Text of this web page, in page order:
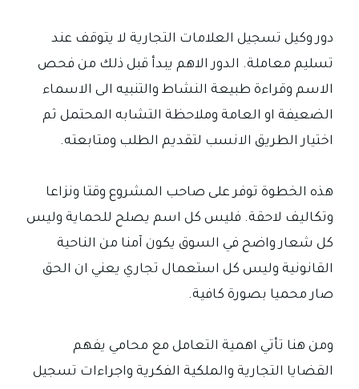
دور وكيل تسجيل العلامات التجارية لا يتوقف عند
تسليم معاملة. الدور الاهم يبدأ قبل ذلك من فحص
الاسم وقراءة طبيعة النشاط والتنبيه الى الاسماء
الضعيفة او العامة وملاحظة التشابه المحتمل ثم
اختيار الطريق الانسب لتقديم الطلب ومتابعته.
هذه الخطوة توفر على صاحب المشروع وقتا ونزاعا
وتكاليف لاحقة. فليس كل اسم يصلح للحماية وليس
كل شعار واضح في السوق يكون آمنا من الناحية
القانونية وليس كل استعمال تجاري يعني ان الحق
صار محميا بصورة كافية.
ومن هنا تأتي اهمية التعامل مع محامي يفهم
القضايا التجارية والملكية الفكرية واجراءات تسجيل